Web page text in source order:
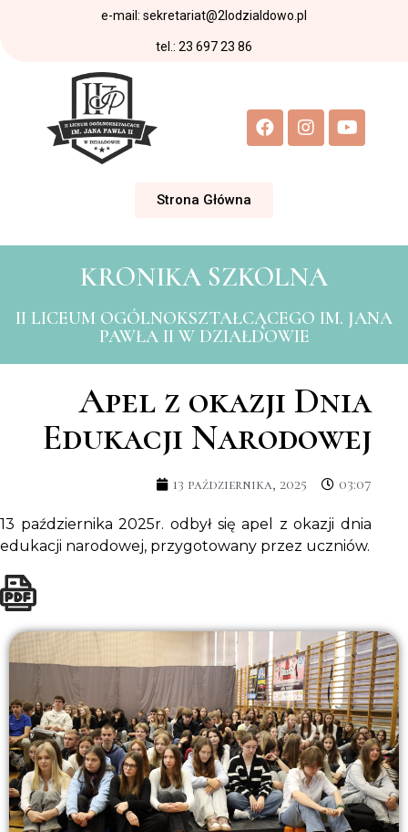
tel.: 23 697 23 86
e-mail: sekretariat@2lodzialdowo.pl
Strona Główna
KRONIKA SZKOLNA
II LICEUM OGÓLNOKSZTAŁCĄCEGO IM. JANA
PAWŁA II W DZIAŁDOWIE
Apel z okazji Dnia
Edukacji Narodowej
13 października, 2025 03:07
13 października 2025r. odbył się apel z okazji dnia
edukacji narodowej, przygotowany przez uczniów.